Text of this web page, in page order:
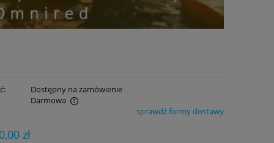
Dostępny na zamówienie
Darmowa
sprawdź formy dostawy
zł